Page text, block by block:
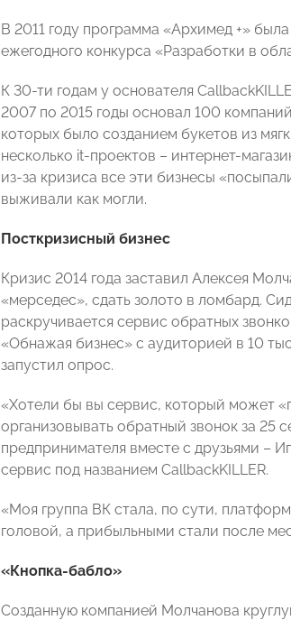
В 2011 году программа «Архимед +»
ежегодного конкурса «Разработки в
К 30-ти годам у основателя
2007 по 2015 годы основал 100
которых было созданием букетов из
несколько it-проектов – интернет-
из-за кризиса все эти бизнесы
выживали как могли.
Посткризисный бизнес
Кризис 2014 года заставил Алексея
«мерседес», сдать золото в ломбард.
раскручивается сервис обратных
«Обнажая бизнес» с аудиторией в 10
запустил опрос.
«Хотели бы вы сервис, который может
организовывать обратный звонок за 25
предпринимателя вместе с друзьями –
сервис под названием CallbackKILLER.
«Моя группа ВК стала, по сути,
головой, а прибыльными стали после
«Кнопка-бабло»
Созданную компанией Молчанова